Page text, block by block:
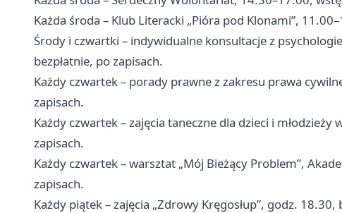
Każda środa – Klub Literacki „Pióra pod Klonami”,
Środy i czwartki – indywidualne konsultacje z
bezpłatnie, po zapisach.
Każdy czwartek – porady prawne z zakresu prawa
zapisach.
Każdy czwartek – zajęcia taneczne dla dzieci i
zapisach.
Każdy czwartek – warsztat „Mój Bieżący Problem”,
zapisach.
Każdy piątek – zajęcia „Zdrowy Kręgosłup”, godz. 18.30,